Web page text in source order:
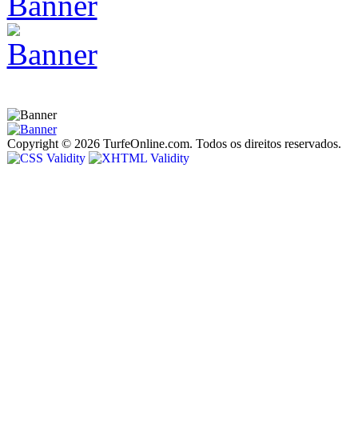
Copyright © 2026 TurfeOnline.com. Todos os direitos reservados.